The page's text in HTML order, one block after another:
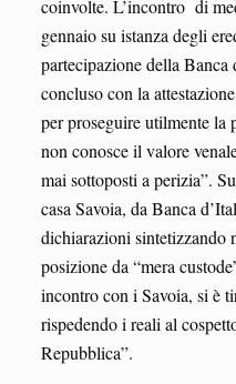
coinvolte. L’incontro di
gennaio su istanza degli
partecipazione della Banca
concluso con la
per proseguire utilmente la
non conosce il valore
mai sottoposti a perizia”.
casa Savoia, da Banca
dichiarazioni sintetizzando
posizione da “mera
incontro con i Savoia, si è
rispedendo i reali al
Repubblica”.